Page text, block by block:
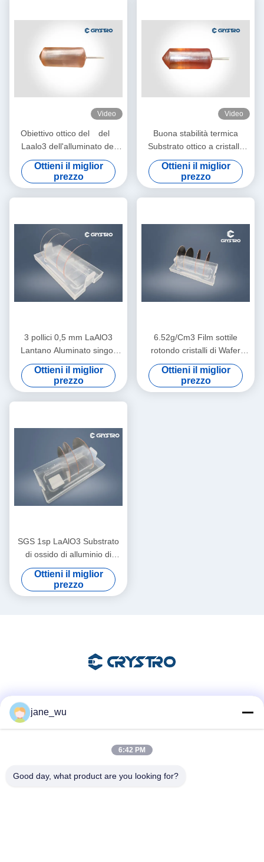
Video
Obiettivo ottico del del
Laalo3 dell'alluminato del
lantanio del substrato di
perdita bassa di microonda
del quadrato <100>
Ottieni il miglior
prezzo
Video
Buona stabilità termica
Substrato ottico a cristallo
singolo LaO
Ottieni il miglior
prezzo
3 pollici 0,5 mm LaAlO3
Lantano Aluminato singoli
cristalli insolubili
Ottieni il miglior
prezzo
6.52g/Cm3 Film sottile
rotondo cristalli di Wafer
LaAlO3 doppio lato levigato
Ottieni il miglior
prezzo
SGS 1sp LaAlO3 Substrato
di ossido di alluminio di
lantano a bassa perdita
Ottieni il miglior
prezzo
jane_wu
6:42 PM
Good day, what product are you looking for?